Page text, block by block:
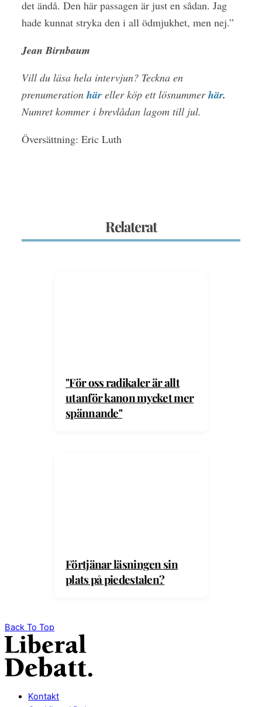
det ändå. Den här passagen är just en sådan. Jag
hade kunnat stryka den i all ödmjukhet, men nej.”
Jean Birnbaum
Vill du läsa hela intervjun? Teckna en
prenumeration här eller köp ett lösnummerhär.
Numret kommer i brevlådan lagom till jul.
Översättning: Eric Luth
Relaterat
"För oss radikaler är allt
utanför kanon mycket mer
spännande"
Förtjänar läsningen sin
plats på piedestalen?
Back To Top
Kontakt